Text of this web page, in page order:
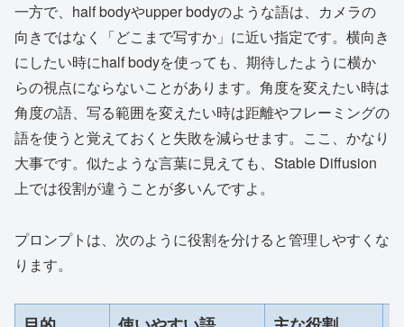
一方で、half bodyやupper bodyのような語は、カメラの
向きではなく「どこまで写すか」に近い指定です。横向き
にしたい時にhalf bodyを使っても、期待したように横か
らの視点にならないことがあります。角度を変えたい時は
角度の語、写る範囲を変えたい時は距離やフレーミングの
語を使うと覚えておくと失敗を減らせます。ここ、かなり
大事です。似たような言葉に見えても、Stable Diffusion
上では役割が違うことが多いんですよ。
プロンプトは、次のように役割を分けると管理しやすくな
ります。